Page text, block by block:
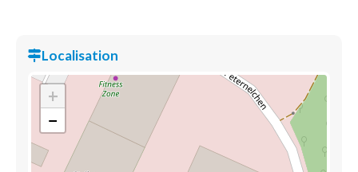
Localisation
+
−